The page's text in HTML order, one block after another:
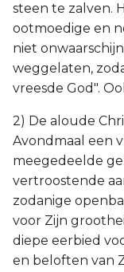
steen te zalven.
ootmoedige en
niet
weggelaten,
vreesde God".
2) De aloude
Avondmaal een
meegedeelde
vertroostende
zodanige
voor Zijn
diepe eerbied
en beloften van